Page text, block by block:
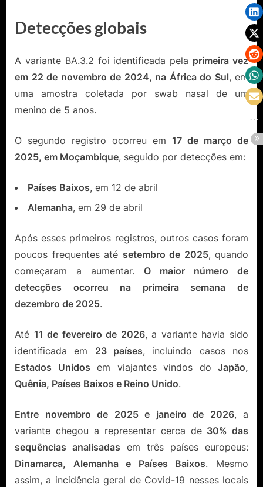
Detecções globais
A variante BA.3.2 foi identificada pela primeira vez
em 22 de novembro de 2024, na África do Sul, em
uma amostra coletada por swab nasal de um
menino de 5 anos.
O segundo registro ocorreu em 17 de março de
2025, em Moçambique, seguido por detecções em:
Países Baixos, em 12 de abril
Alemanha, em 29 de abril
Após esses primeiros registros, outros casos foram
poucos frequentes até setembro de 2025, quando
começaram a aumentar. O maior número de
detecções ocorreu na primeira semana de
dezembro de 2025.
Até 11 de fevereiro de 2026, a variante havia sido
identificada em 23 países, incluindo casos nos
Estados Unidos em viajantes vindos do Japão,
Quênia, Países Baixos e Reino Unido.
Entre novembro de 2025 e janeiro de 2026, a
variante chegou a representar cerca de 30% das
sequências analisadas em três países europeus:
Dinamarca, Alemanha e Países Baixos. Mesmo
assim, a incidência geral de Covid-19 nesses locais